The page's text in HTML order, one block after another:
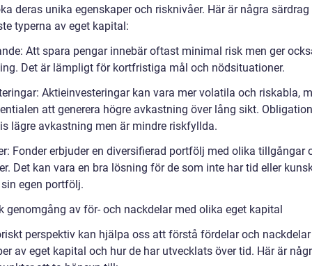
deras unika egenskaper och risknivåer. Här är några särdrag
typerna av eget kapital:
Att spara pengar innebär oftast minimal risk men ger
Det är lämpligt för kortfristiga mål och nödsituationer.
Aktieinvesteringar kan vara mer volatila och riskabla,
att generera högre avkastning över lång sikt.
lägre avkastning men är mindre riskfyllda.
Fonder erbjuder en diversifierad portfölj med olika tillgångar
Det kan vara en bra lösning för de som inte har tid eller
egen portfölj.
genomgång av för- och nackdelar med olika eget kapital
perspektiv kan hjälpa oss att förstå fördelar och
av eget kapital och hur de har utvecklats över tid. Här är